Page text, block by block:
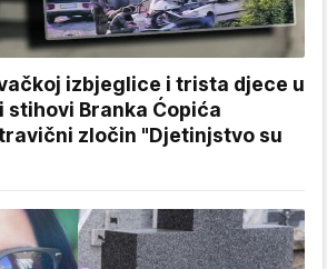
izbjeglice i trista djece u
stihovi Branka Ćopića
zločin "Djetinjstvo su